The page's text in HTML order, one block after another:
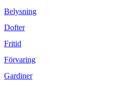
Belysning
Dofter
Fritid
Förvaring
Gardiner